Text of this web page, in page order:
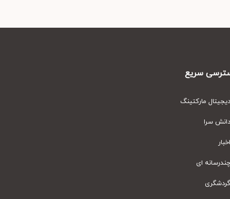
سریع
مارکتینگ
سرا
ای